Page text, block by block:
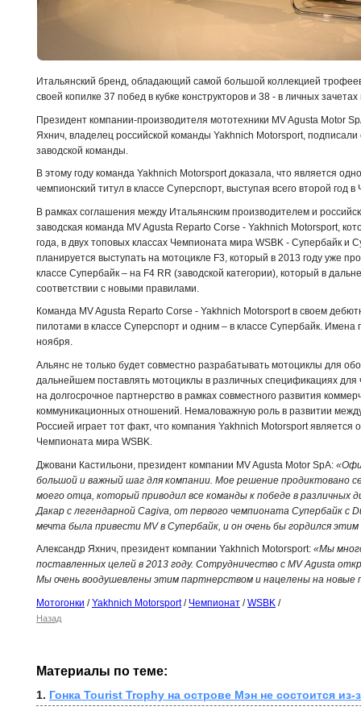
Итальянский бренд, обладающий самой большой коллекцией
своей копилке 37 побед в кубке конструкторов и 38 - в личных
Президент компании-производителя мототехники MV Agusta Motor
Яхнич, владелец российской команды Yakhnich Motorsport,
заводской команды.
В этому году команда Yakhnich Motorsport доказала, что является
чемпионский титул в классе Суперспорт, выступая всего второй год
В рамках соглашения между Итальянским производителем и
заводская команда MV Agusta Reparto Corse - Yakhnich Motorsport,
года, в двух топовых классах Чемпионата мира WSBK - Супербайк и
планируется выступать на мотоцикле F3, который в 2013 году уже
классе Супербайк – на F4 RR (заводской категории), который в
соответствии с новыми правилами.
Команда MV Agusta Reparto Corse - Yakhnich Motorsport в своем
пилотами в классе Суперспорт и одним – в классе Супербайк. Имена
ноября.
Альянс не только будет совместно разрабатывать мотоциклы для
дальнейшем поставлять мотоциклы в различных спецификациях
на долгосрочное партнерство в рамках совместного развития
коммуникационных отношений. Немаловажную роль в развитии
Россией играет тот факт, что компания Yakhnich Motorsport является
Чемпионата мира WSBK.
Джовани Кастильони, президент компании MV Agusta Motor SpA:
большой и важный шаг для компании. Мое решение продиктовано
моего отца, который приводил все команды к победе в различных
Дакар с легендарной Cagiva, от первого чемпионата Супербайк с
мечта была привести MV в Супербайк, и он очень бы гордился
Александр Яхнич, президент компании Yakhnich Motorsport: «Мы
поставленных целей в 2013 году. Сотрудничество с MV Agusta
Мы очень воодушевлены этим партнерством и нацелены на новые
Мотогонки /Yakhnich Motorsport/ Чемпионат /WSBK /
Назад
Материалы по теме:
1. Гонка Tourist Trophy на острове Мэн не состоится из-